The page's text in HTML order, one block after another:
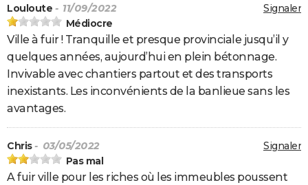
Signaler
Louloute - 11/09/2022
Médiocre
Ville à fuir ! Tranquille et presque provinciale jusqu’il y
quelques années, aujourd’hui en plein bétonnage.
Invivable avec chantiers partout et des transports
inexistants. Les inconvénients de la banlieue sans les
avantages.
Signaler
Chris- 03/05/2022
Pas mal
A fuir ville pour les riches où les immeubles poussent